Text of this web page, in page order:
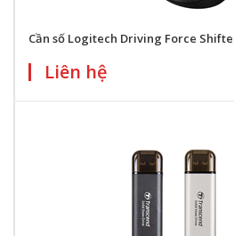
Cần số Logitech Driving Force
Liên hệ